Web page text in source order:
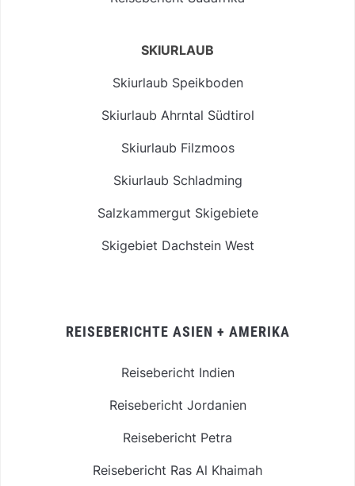
SKIURLAUB
Skiurlaub Speikboden
Skiurlaub Ahrntal Südtirol
Skiurlaub Filzmoos
Skiurlaub Schladming
Salzkammergut Skigebiete
Skigebiet Dachstein West
REISEBERICHTE ASIEN + AMERIKA
Reisebericht Indien
Reisebericht Jordanien
Reisebericht Petra
Reisebericht Ras Al Khaimah